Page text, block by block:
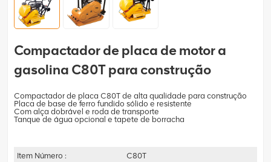
Compactador de placa de motor a
gasolina C80T para construção
Compactador de placa C80T de alta qualidade para construção
Placa de base de ferro fundido sólido e resistente
Com alça dobrável e roda de transporte
Tanque de água opcional e tapete de borracha
Item Número :
C80T